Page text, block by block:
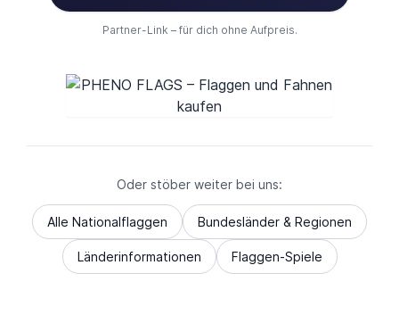
Partner-Link – für dich ohne Aufpreis.
Oder stöber weiter bei uns:
Alle Nationalflaggen Bundesländer & Regionen
Länderinformationen Flaggen-Spiele